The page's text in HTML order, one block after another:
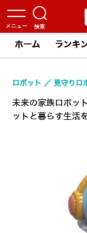
ホーム ランキ
未来の家族ロボッ
ットと暮らす生活
ロボット 見守りロ